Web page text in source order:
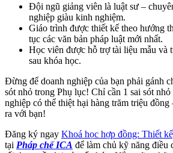
Đội ngũ giảng viên là luật sư –
nghiệp giàu kinh nghiệm.
Giáo trình được thiết kế theo hướng
tục các văn bản pháp luật mới nhất.
Học viên được hỗ trợ tài liệu mẫu và
sau khóa học.
Đừng để doanh nghiệp của bạn phải gánh
sót nhỏ trong Phụ lục! Chỉ cần 1 sai sót
nghiệp có thể thiệt hại hàng trăm triệu
ra với bạn!
Đăng ký ngay Khoá học hợp đồng: Thiết
tại Pháp chế ICA để làm chủ kỹ năng điều